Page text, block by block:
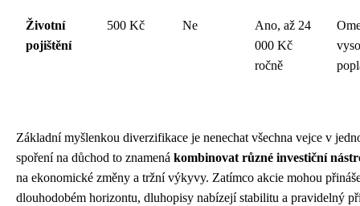
Životní
pojištění
500 Kč Ne
Ano, až 24
000 Kč
ročně
Základní myšlenkou diverzifikace je nenechat všechna vejce v
spoření na důchod to znamená kombinovat různé investiční
na ekonomické změny a tržní výkyvy. Zatímco akcie mohou
dlouhodobém horizontu, dluhopisy nabízejí stabilitu a pravidelný